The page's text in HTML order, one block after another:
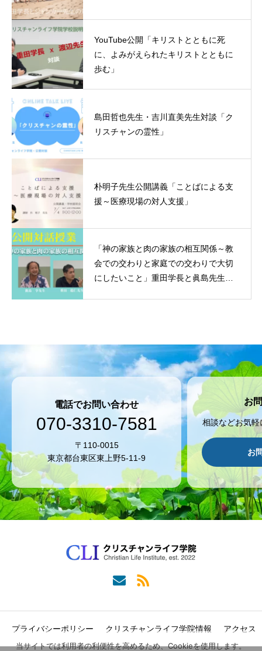
YouTube公開「キリストとともに死
に、よみがえられたキリストとともに
歩む」
島田哲也先生・吉川直美先生対談「ク
リスチャンの霊性」
朴明子先生公開講義「ことばによる支
援～医療現場の対人支援」
「神の家族と肉の家族の相互関係～教
会での交わりと家庭での交わりで大切
にしたいこと」重田学長と眞島先生の
電話でお問い合わせ
070-3310-7581
〒110-0015
東京都台東区東上野5-11-9
お
相談などお気
お
プライバシーポリシー クリスチャンライフ学院情報
アクセス
当サイトでは利用者の利便性を高めるため、Cookieを使用します。